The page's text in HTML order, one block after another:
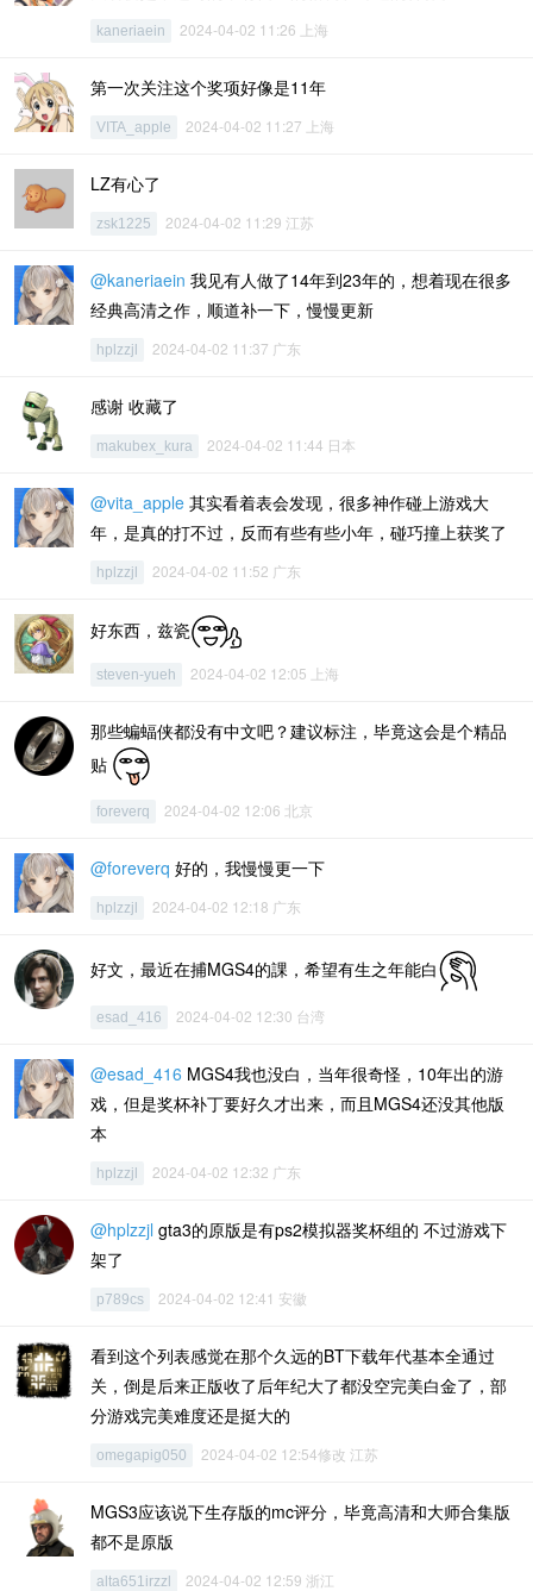
kaneriaein 2024-04-02 11:26 上海
第一次关注这个奖项好像是11年
VITA_apple 2024-04-02 11:27 上海
LZ有心了
zsk1225 2024-04-02 11:29 江苏
@kaneriaein 我见有人做了14年到23年的，想着现在很多
经典高清之作，顺道补一下，慢慢更新
hplzzjl 2024-04-02 11:37 广东
感谢 收藏了
makubex_kura 2024-04-02 11:44 日本
@vita_apple 其实看着表会发现，很多神作碰上游戏大
年，是真的打不过，反而有些有些小年，碰巧撞上获奖了
hplzzjl 2024-04-02 11:52 广东
好东西，兹瓷
steven-yueh 2024-04-02 12:05 上海
那些蝙蝠侠都没有中文吧？建议标注，毕竟这会是个精品
贴
foreverq 2024-04-02 12:06 北京
@foreverq 好的，我慢慢更一下
hplzzjl 2024-04-02 12:18 广东
好文，最近在捕MGS4的課，希望有生之年能白
esad_416 2024-04-02 12:30 台湾
@esad_416 MGS4我也没白，当年很奇怪，10年出的游
戏，但是奖杯补丁要好久才出来，而且MGS4还没其他版
本
hplzzjl 2024-04-02 12:32 广东
@hplzzjl gta3的原版是有ps2模拟器奖杯组的 不过游戏下
架了
p789cs 2024-04-02 12:41 安徽
看到这个列表感觉在那个久远的BT下载年代基本全通过
关，倒是后来正版收了后年纪大了都没空完美白金了，部
分游戏完美难度还是挺大的
omegapig050 2024-04-02 12:54修改 江苏
MGS3应该说下生存版的mc评分，毕竟高清和大师合集版
都不是原版
alta651irzzl 2024-04-02 12:59 浙江